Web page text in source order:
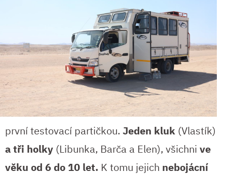
první testovací partičkou. Jeden kluk (Vlastík)
a tři holky (Libunka, Barča a Elen), všichni ve
věku od 6 do 10 let. K tomu jejich nebojácní